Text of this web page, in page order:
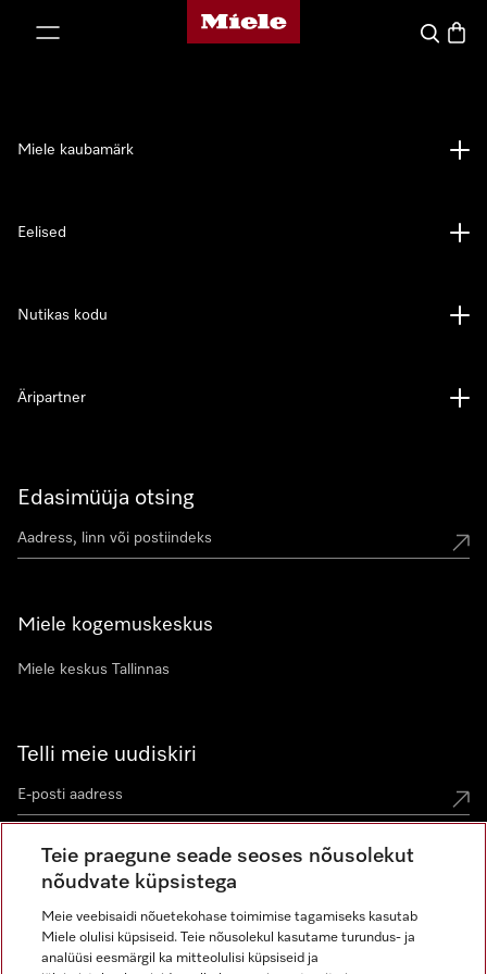
Miele avaleht
Search
Edasimüüja otsing
Miele kogemuskeskus
Miele keskus Tallinnas
Telli meie uudiskiri
Miele kaubamärk
Eelised
Nutikas kodu
Äripartner
Miele Instagramis
Miele Facebookis
Miele Youtube'is
Teie praegune seade seoses nõusolekut
nõudvate küpsistega
Meie veebisaidi nõuetekohase toimimise tagamiseks kasutab
Miele olulisi küpsiseid. Teie nõusolekul kasutame turundus- ja
analüüsi eesmärgil ka mitteolulisi küpsiseid ja